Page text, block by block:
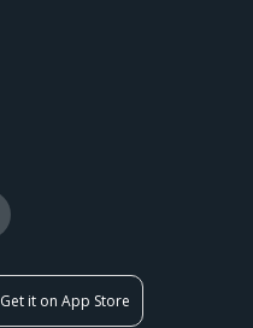
Get it on App Store